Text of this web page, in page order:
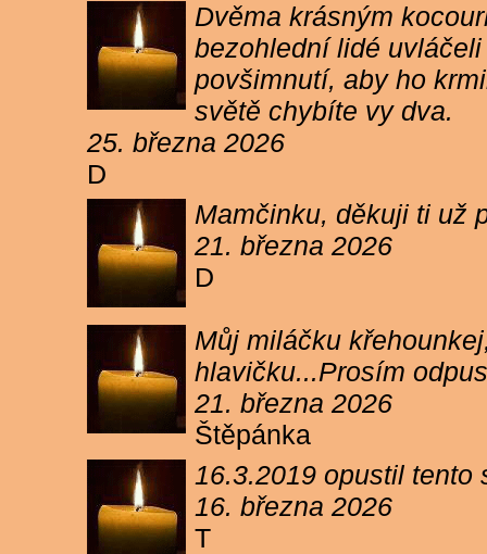
Dvěma krásným
bezohlední lidé
povšimnutí, aby ho
světě chybíte vy dva.
25. března 2026
D
Mamčinku, děkuji ti už
21. března 2026
D
Můj miláčku
hlavičku...Prosím
21. března 2026
Štěpánka
16.3.2019 opustil
16. března 2026
T